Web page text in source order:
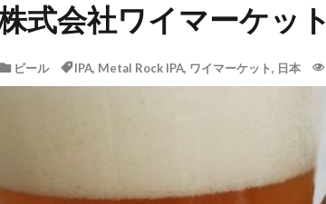
式会社ワイマーケット
ビール IPA, Metal Rock IPA, ワイマーケット, 日本